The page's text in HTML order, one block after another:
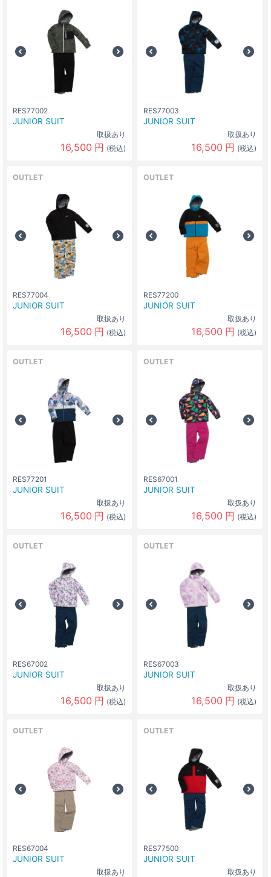
RES77002
JUNIOR SUIT
取扱あり
16,500 円 (税込)
RES77003
JUNIOR SUIT
取扱あり
16,500 円 (税込)
OUTLET
RES77004
JUNIOR SUIT
取扱あり
16,500 円 (税込)
OUTLET
RES77200
JUNIOR SUIT
取扱あり
16,500 円 (税込)
OUTLET
RES77201
JUNIOR SUIT
取扱あり
16,500 円 (税込)
OUTLET
RES67001
JUNIOR SUIT
取扱あり
16,500 円 (税込)
OUTLET
RES67002
JUNIOR SUIT
取扱あり
16,500 円 (税込)
OUTLET
RES67003
JUNIOR SUIT
取扱あり
16,500 円 (税込)
OUTLET
RES67004
JUNIOR SUIT
取扱あり
OUTLET
RES77500
JUNIOR SUIT
取扱あり